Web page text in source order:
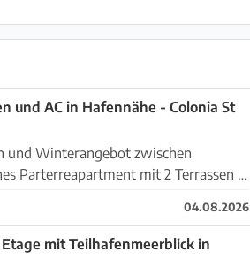
und AC in Hafennähe - Colonia St
und Winterangebot zwischen
04.08.2026
mit Teilhafenmeerblick in